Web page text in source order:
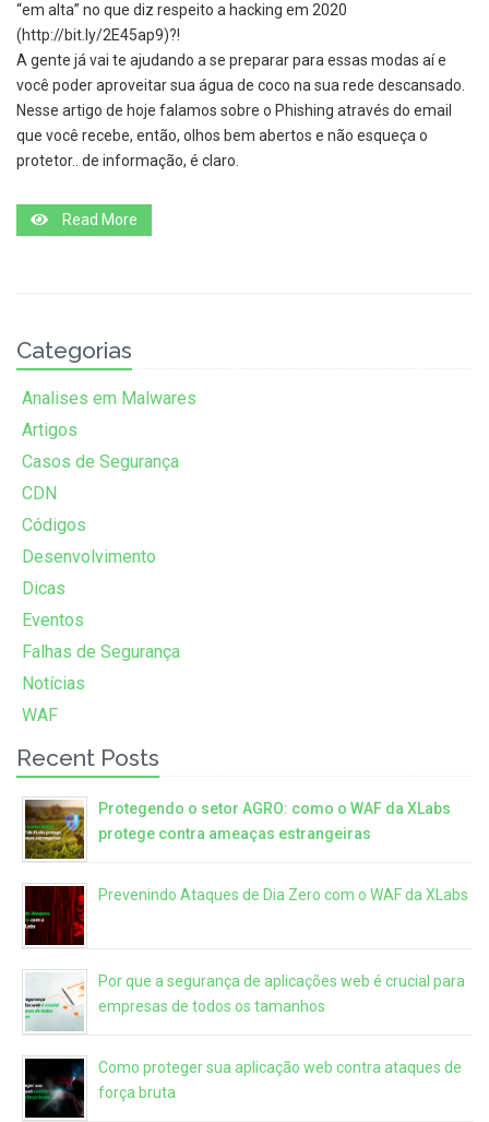
“em alta” no que diz respeito a hacking em 2020
(http://bit.ly/2E45ap9)?!
A gente já vai te ajudando a se preparar para essas modas aí e
você poder aproveitar sua água de coco na sua rede descansado.
Nesse artigo de hoje falamos sobre o Phishing através do email
que você recebe, então, olhos bem abertos e não esqueça o
protetor.. de informação, é claro.
Read More
Categorias
Analises em Malwares
Artigos
Casos de Segurança
CDN
Códigos
Desenvolvimento
Dicas
Eventos
Falhas de Segurança
Notícias
WAF
Recent Posts
Protegendo o setor AGRO: como o WAF da XLabs
protege contra ameaças estrangeiras
Prevenindo Ataques de Dia Zero com o WAF da XLabs
Por que a segurança de aplicações web é crucial para
empresas de todos os tamanhos
Como proteger sua aplicação web contra ataques de
força bruta